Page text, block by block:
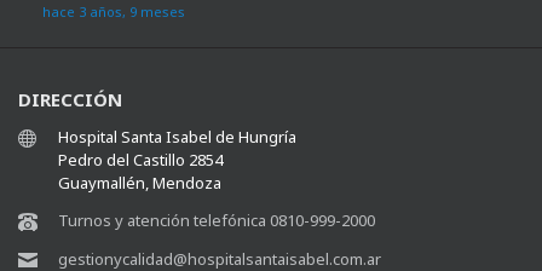
hace 3 años, 9 meses
DIRECCIÓN
Hospital Santa Isabel de Hungría
Pedro del Castillo 2854
Guaymallén, Mendoza
Turnos y atención telefónica 0810-999-2000
gestionycalidad@hospitalsantaisabel.com.ar